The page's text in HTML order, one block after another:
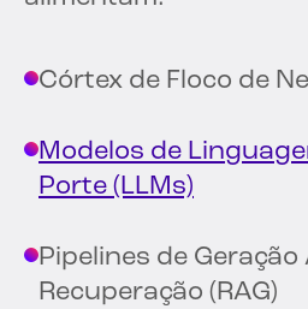
Córtex de Floco de
Modelos de
Porte (LLMs)
Pipelines de
Recuperação (RAG)